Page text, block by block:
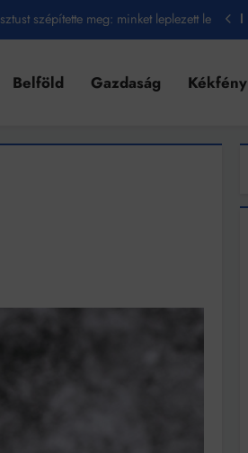
Ahol köszönnek, ott még van város
aki belenézett a saját koponyájába
visel. De te miért öltözöl hozzá?
Belföld Gazdaság Kékfény